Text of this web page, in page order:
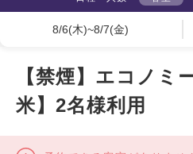
8/6(木)~8/7(金)
【禁煙】エコノミ
米】2名様利用